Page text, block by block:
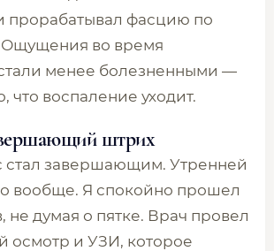
прорабатывал фасцию по
Ощущения во время
менее болезненными —
что воспаление уходит.
штрих
стал завершающим. Утренней
вообще. Я спокойно прошел
не думая о пятке. Врач провел
осмотр и УЗИ, которое